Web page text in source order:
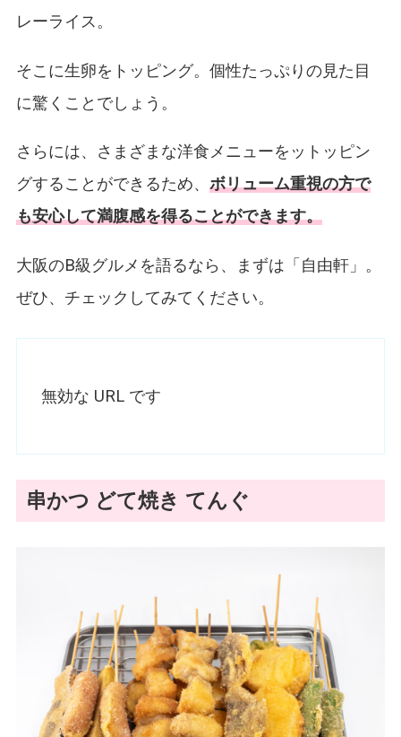
レーライス。
そこに生卵をトッピング。個性たっぷりの見た目
に驚くことでしょう。
さらには、さまざまな洋食メニューをットッピン
グすることができるため、 ボリューム重視の方で
も安心して満腹感を得ることができます。
大阪のB級グルメを語るなら、まずは「自由軒」。
ぜひ、チェックしてみてください。
無効な URL です
串かつ どて焼き てんぐ